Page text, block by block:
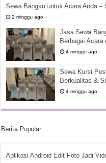
Sewa Bangku untuk Acara Anda
2 minggu ago
Jasa Sewa
Berbagai
4 minggu ago
Sewa Kursi
Berkualitas &
4 minggu ago
Berita Popular
Aplikasi Android Edit Foto Jadi